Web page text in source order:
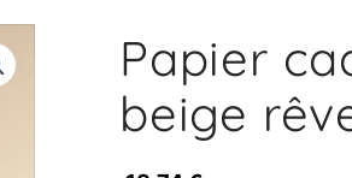
Papier
beige